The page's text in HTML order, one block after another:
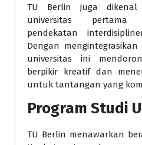
TU Berlin juga
universitas pertama
pendekatan
Dengan
universitas ini
berpikir kreatif dan
untuk tantangan yang
Program Studi
TU Berlin menawarkan